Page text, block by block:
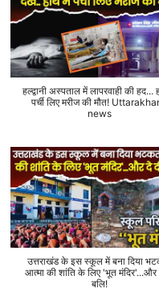
हल्द्वानी अस्पताल में लापरवाही की हद...
पर्ची लिए मरीज की मौत!
news
उत्तराखंड के इस स्कूल में बना दिया
आत्मा की शांति के लिए 'भूत मंदिर'...और
बलि!